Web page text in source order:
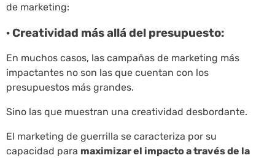
de marketing:
· Creatividad más allá del presupuesto:
En muchos casos, las campañas de marketing más
impactantes no son las que cuentan con los
presupuestos más grandes.
Sino las que muestran una creatividad desbordante.
El marketing de guerrilla se caracteriza por su
capacidad para maximizar el impacto a través de la